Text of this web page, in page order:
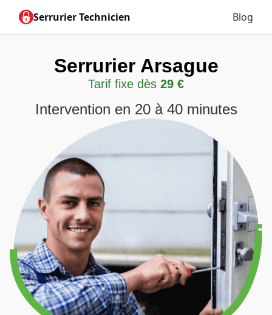
Serrurier Technicien Blog
Serrurier Arsague
Tarif fixe dès 29 €
Intervention en 20 à 40 minutes